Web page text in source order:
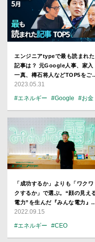
エンジニアtypeで最も読まれた
記事は？ 元Google人事、家入
一真、樽石将人などTOP5をご
介！【2023年5月版】
2023.05.31
#エネルギー
#Google
#お金
「成功するか」よりも「ワクワ
クするか」で選ぶ。“顔の見え
電力”を生んだ『みんな電力』
石英司の原点
2022.09.15
#エネルギー
#CEO